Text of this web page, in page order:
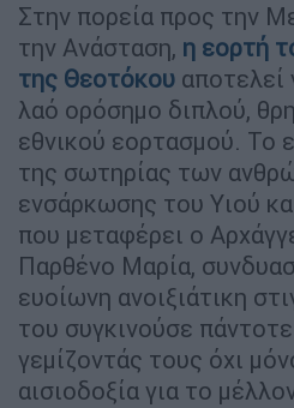
Στην πορεία προς την
την Ανάσταση, η εορτή
της Θεοτόκου αποτελεί
λαό ορόσημο διπλού,
εθνικού εορτασμού. Το
της σωτηρίας των
ενσάρκωσης του Υιού
που μεταφέρει ο
Παρθένο Μαρία,
ευοίωνη ανοιξιάτικη
του συγκινούσε
γεμίζοντάς τους όχι
αισιοδοξία για το